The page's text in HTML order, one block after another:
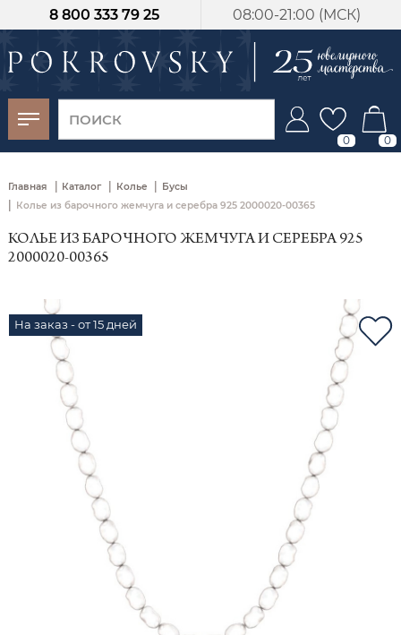
08:00-21:00 (МСК)
8 800 333 79 25
0 0
Главная | Каталог | Колье | Бусы
| Колье из барочного жемчуга и серебра 925 2000020-00365
КОЛЬЕ ИЗ БАРОЧНОГО ЖЕМЧУГА И СЕРЕБРА 925
2000020-00365
На заказ - от 15 дней
-30%
от 15 дней с
момента оплаты